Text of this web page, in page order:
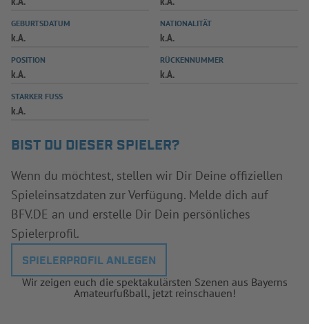
SPIELPLUS
GEBURTSDATUM
k.A.
NATIONALITÄT
k.A.
POSITION
k.A.
RÜCKENNUMMER
k.A.
STARKER FUSS
k.A.
BIST DU DIESER SPIELER?
Wenn du möchtest, stellen wir Dir Deine offiziellen
Spieleinsatzdaten zur Verfügung. Melde dich auf
BFV.DE an und erstelle Dir Dein persönliches
Spielerprofil.
SPIELERPROFIL ANLEGEN
Wir zeigen euch die spektakulärsten Szenen aus Bayerns
Amateurfußball, jetzt reinschauen!